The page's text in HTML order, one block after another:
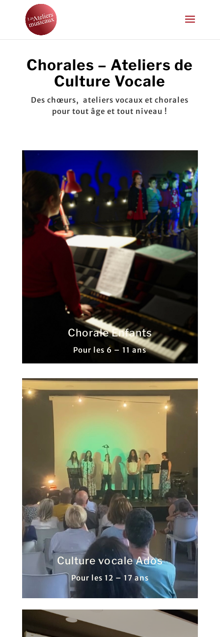
Chorales – Ateliers de
Culture Vocale
Des chœurs, ateliers vocaux et chorales
pour tout âge et tout niveau !
Chorale Enfants
Pour les 6 – 11 ans
Culture vocale Ados
Pour les 12 – 17 ans